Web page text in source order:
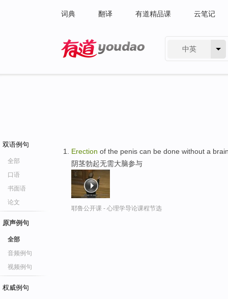
词典 翻译 有道精品课 云笔记
中英
双语例句
全部
口语
书面语
论文
原声例句
全部
音频例句
视频例句
权威例句
Erection of the penis can be done without a
阴茎勃起无需大脑参与
耶鲁公开课 - 心理学导论课程节选